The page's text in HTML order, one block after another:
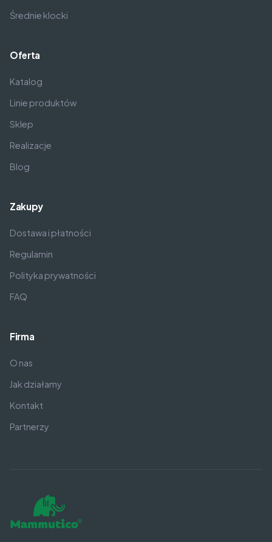
Średnie klocki
Oferta
Katalog
Linie produktów
Sklep
Realizacje
Blog
Zakupy
Dostawa i płatności
Regulamin
Polityka prywatności
FAQ
Firma
O nas
Jak działamy
Kontakt
Partnerzy